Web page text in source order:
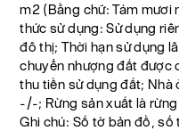
m2 (Bằng chữ: Tám mươi
thức sử dụng: Sử dụng
đô thị; Thời hạn sử dụng
chuyển nhượng đất được
thu tiền sử dụng đất;
-/-; Rừng sản xuất là
Ghi chú: Số tờ bản đồ,